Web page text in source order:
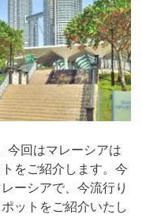
今回はマレーシアは
をご紹介します。今
ーシアで、今流行り
ットをご紹介いたし